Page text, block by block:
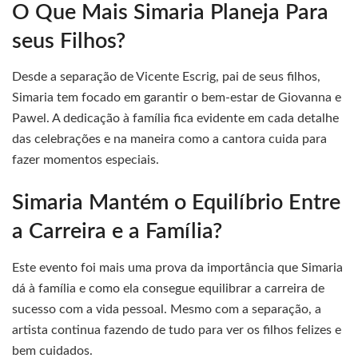
O Que Mais Simaria Planeja Para
seus Filhos?
Desde a separação de Vicente Escrig, pai de seus filhos,
Simaria tem focado em garantir o bem-estar de Giovanna e
Pawel. A dedicação à família fica evidente em cada detalhe
das celebrações e na maneira como a cantora cuida para
fazer momentos especiais.
Simaria Mantém o Equilíbrio Entre
a Carreira e a Família?
Este evento foi mais uma prova da importância que Simaria
dá à família e como ela consegue equilibrar a carreira de
sucesso com a vida pessoal. Mesmo com a separação, a
artista continua fazendo de tudo para ver os filhos felizes e
bem cuidados.